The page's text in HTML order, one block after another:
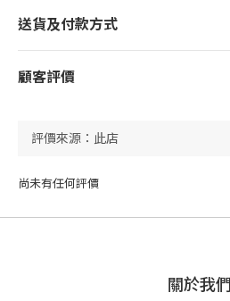
送貨及付款方式
顧客評價
尚未有任何評價
關於我們